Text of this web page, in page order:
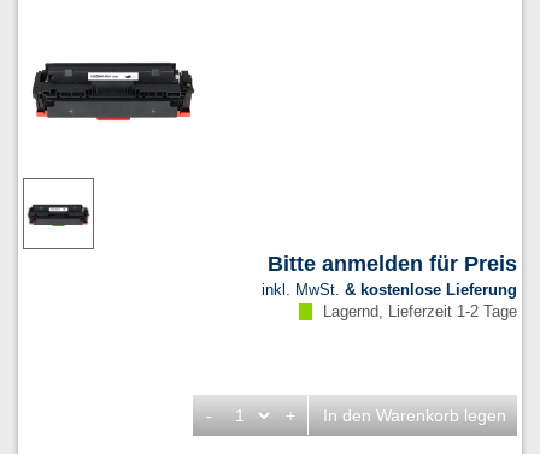
Bitte anmelden für Preis
inkl. MwSt. & kostenlose Lieferung
Lagernd, Lieferzeit 1-2 Tage
- + In den Warenkorb legen